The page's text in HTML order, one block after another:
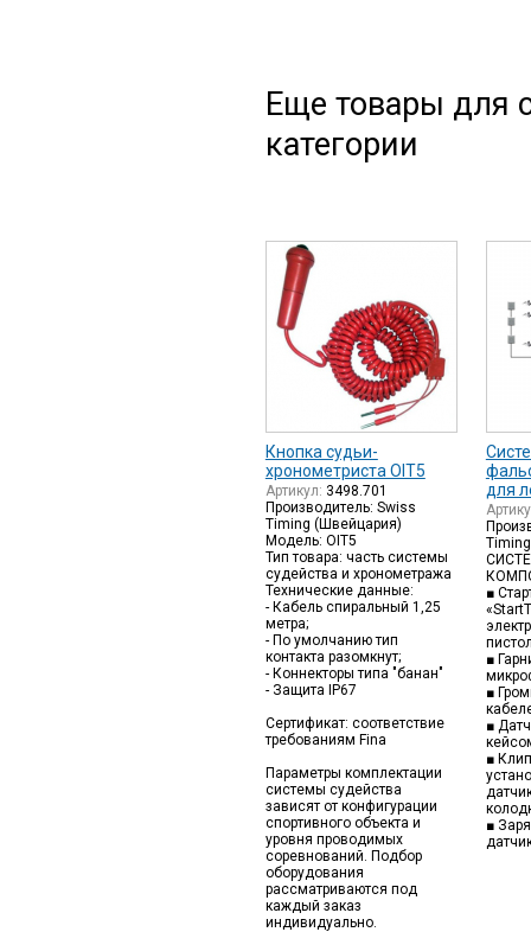
Еще товары для
категории
Кнопка судьи-
хронометриста OIT5
Артикул: 3498.701
Производитель: Swiss
Timing (Швейцария)
Модель: OIT5
Тип товара: часть системы
судейства и хронометража
Технические данные:
- Кабель спиральный 1,25
метра;
- По умолчанию тип
контакта разомкнут;
- Коннекторы типа "банан"
- Защита IP67
Сертификат: соответствие
требованиям Fina
Параметры комплектации
системы судейства
зависят от конфигурации
спортивного объекта и
уровня проводимых
соревнований. Подбор
оборудования
рассматриваются под
каждый заказ
индивидуально.
для
■
■
■
■
■
■